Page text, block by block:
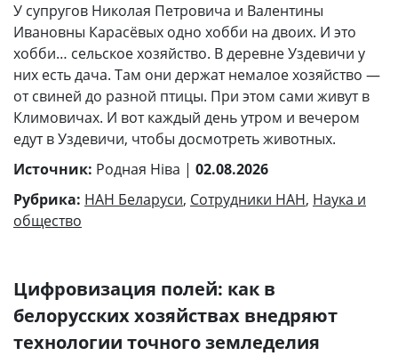
У супругов Николая Петровича и Валентины
Ивановны Карасёвых одно хобби на двоих. И это
хобби… сельское хозяйство. В деревне Уздевичи у
них есть дача. Там они держат немалое хозяйство —
от свиней до разной птицы. При этом сами живут в
Климовичах. И вот каждый день утром и вечером
едут в Уздевичи, чтобы досмотреть животных.
Источник: Родная Ніва | 02.08.2026
Рубрика: НАН Беларуси, Сотрудники НАН, Наука и
общество
Цифровизация полей: как в
белорусских хозяйствах внедряют
технологии точного земледелия